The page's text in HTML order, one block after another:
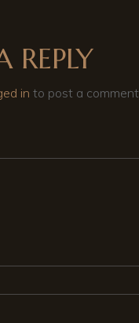
REPLY
in to post a comment.